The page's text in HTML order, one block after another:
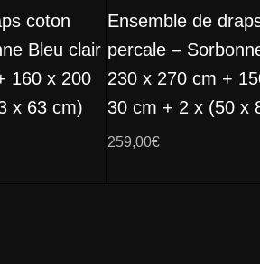
coton
Bleu clair
160 x 200
x 63 cm)
Ensemble de
percale –
230 x 270 cm +
30 cm + 2 x (50 x
259,00€